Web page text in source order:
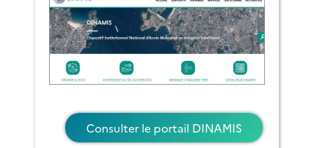
Consulter le portail DINAMIS